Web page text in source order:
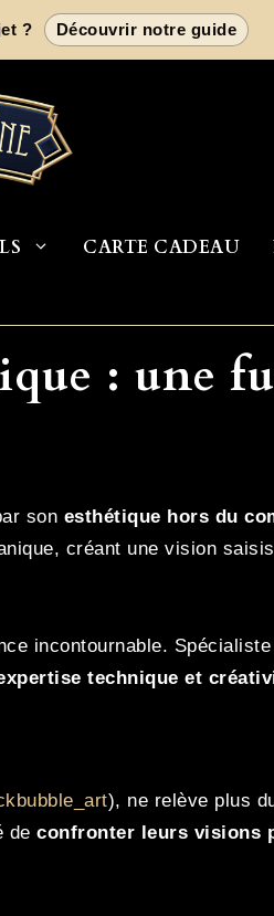
? Découvrir notre guide
CARTE CADEAU
: une
son esthétique hors du
créant une vision
incontournable.
technique et
), ne relève plus
de confronter leurs visions